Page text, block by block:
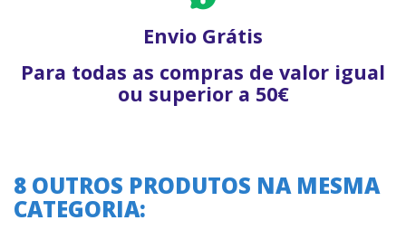
Envio Grátis
Para todas as compras de valor igual
ou superior a 50€
8 OUTROS PRODUTOS NA MESMA
CATEGORIA:
A oferta termina em: